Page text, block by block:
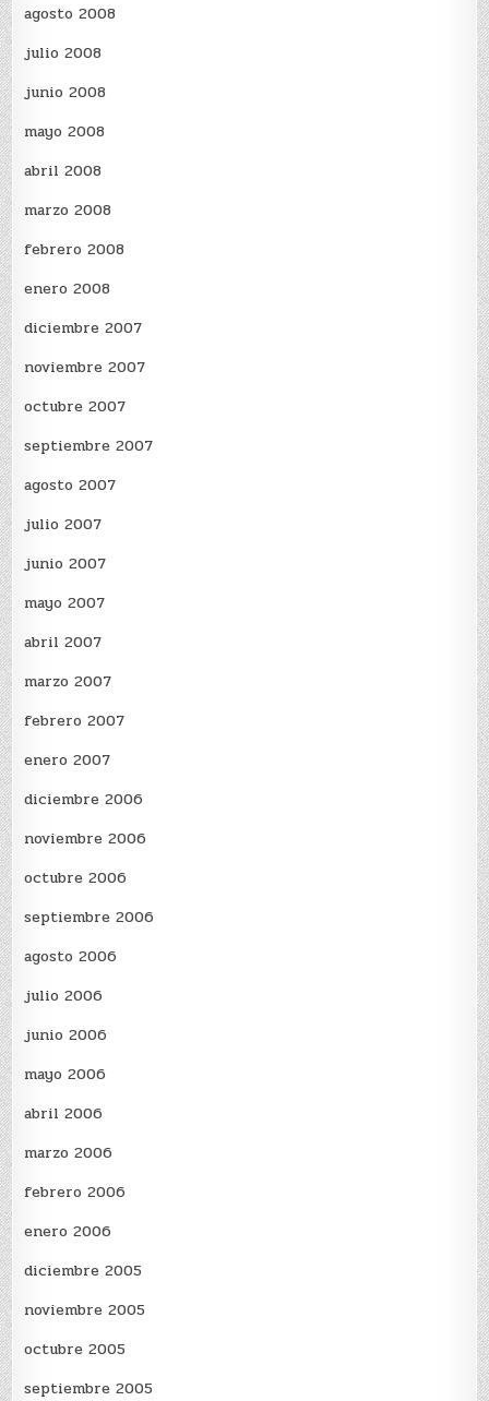
agosto 2008
julio 2008
junio 2008
mayo 2008
abril 2008
marzo 2008
febrero 2008
enero 2008
diciembre 2007
noviembre 2007
octubre 2007
septiembre 2007
agosto 2007
julio 2007
junio 2007
mayo 2007
abril 2007
marzo 2007
febrero 2007
enero 2007
diciembre 2006
noviembre 2006
octubre 2006
septiembre 2006
agosto 2006
julio 2006
junio 2006
mayo 2006
abril 2006
marzo 2006
febrero 2006
enero 2006
diciembre 2005
noviembre 2005
octubre 2005
septiembre 2005